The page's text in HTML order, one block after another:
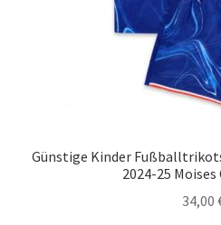
Günstige Kinder
2024-25 Moises
34,00